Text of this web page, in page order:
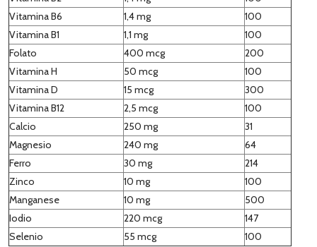
Vitamina B6
1,4 mg
100
Vitamina B1
1,1 mg
100
Folato
400 mcg
200
Vitamina H
50 mcg
100
Vitamina D
15 mcg
300
Vitamina B12
2,5 mcg
100
Calcio
250 mg
31
Magnesio
240 mg
64
Ferro
30 mg
214
Zinco
10 mg
100
Manganese
10 mg
500
Iodio
220 mcg
147
Selenio
55 mcg
100